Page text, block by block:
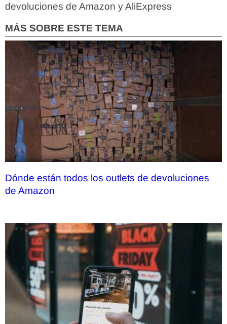
devoluciones de Amazon y AliExpress
MÁS SOBRE ESTE TEMA
Dónde están todos los outlets de devoluciones
de Amazon